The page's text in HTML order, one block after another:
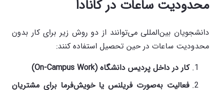
محدودیت ساعات در کانادا
دانشجویان بین‌المللی می‌توانند از دو روش زیر برای کار بدون
محدودیت ساعات در حین تحصیل استفاده کنند:
کار در داخل پردیس دانشگاه (On-Campus Work)
فعالیت به‌صورت فریلنس یا خویش‌فرما برای مشتریان